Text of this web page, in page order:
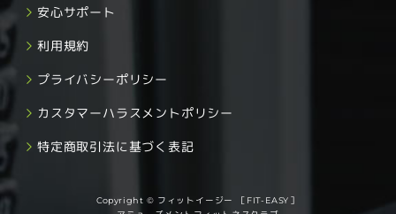
安心サポート
利用規約
プライバシーポリシー
カスタマーハラスメントポリシー
特定商取引法に基づく表記
Copyright © フィットイージー ［FIT-EASY］